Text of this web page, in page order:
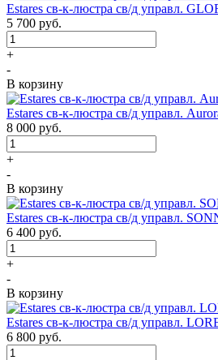
Estares св-к-люстра св/д управл.
5 700 руб.
+
-
В корзину
Estares св-к-люстра св/д управл.
8 000 руб.
+
-
В корзину
Estares св-к-люстра св/д управл.
6 400 руб.
+
-
В корзину
Estares св-к-люстра св/д управл.
6 800 руб.